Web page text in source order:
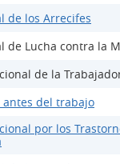
de los Arrecifes
de Lucha contra la
de la
antes del trabajo
por los